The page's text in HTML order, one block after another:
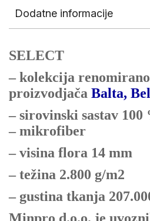
Dodatne informacije
SELECT
– kolekcija
proizvodjača Balta,
– sirovinski sastav
– mikrofiber
– visina flora 14 mm
– težina 2.800 g/m2
– gustina tkanja